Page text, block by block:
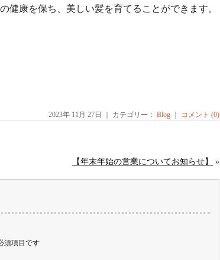
健康を保ち、美しい髪を育てることができます。
2023年 11月 27日 ｜ カテゴリー： Blog コメント (0)
【年末年始の営業についてお知らせ】 »
須項目です